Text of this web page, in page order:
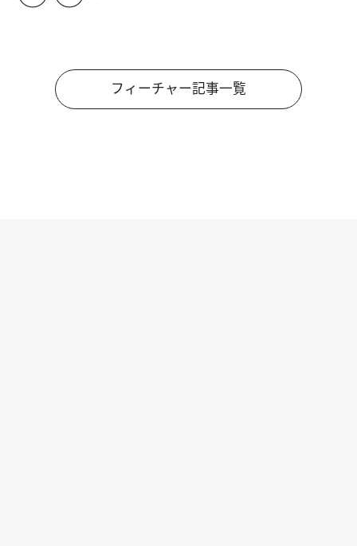
フィーチャー記事一覧